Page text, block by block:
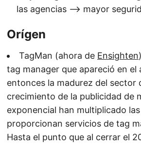
las agencias —> mayor
Orígen
TagMan (ahora de Ensighten
tag manager que apareció en el
entonces la madurez del sector
crecimiento de la publicidad de
exponencial han multiplicado
proporcionan servicios de tag
Hasta el punto que al cerrar el